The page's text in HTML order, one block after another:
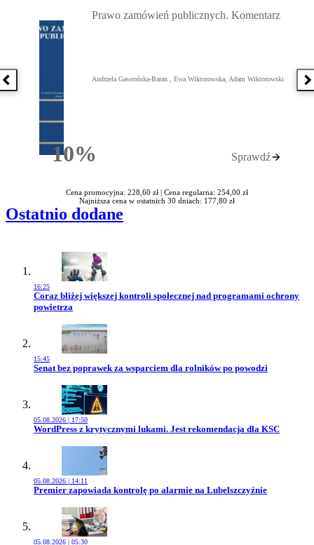
Poprzednia książka
10%Rabatu
Prawo zamówień publicznych. Komentarz
Andrzela Gawrońska-Baran , Ewa Wiktorowska, Adam Wiktorowski
Sprawdź
Cena promocyjna: 228,60 zł | Cena regularna: 254,00 zł
Najniższa cena w ostatnich 30 dniach: 177,80 zł
Ostatnio dodane
16:25
Przejdź do artykułu:
Coraz bliżej większej kontroli społecznej nad programami ochrony
powietrza
15:45
Przejdź do artykułu:
Senat bez poprawek za wsparciem dla rolników po powodzi
05.08.2026 | 17:50
Przejdź do artykułu:
WordPress z krytycznymi lukami. Jest rekomendacja dla KSC
05.08.2026 | 14:11
Przejdź do artykułu:
Premier zapowiada kontrolę po alarmie na Lubelszczyźnie
05.08.2026 | 05:30